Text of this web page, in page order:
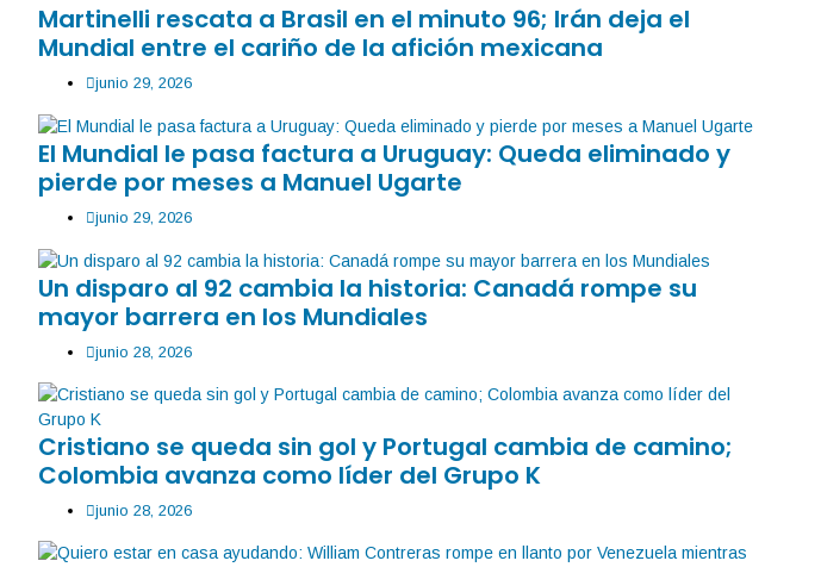
Martinelli rescata a Brasil en el minuto 96; Irán deja el
Mundial entre el cariño de la afición mexicana
junio 29, 2026
El Mundial le pasa factura a Uruguay: Queda eliminado y
pierde por meses a Manuel Ugarte
junio 29, 2026
Un disparo al 92 cambia la historia: Canadá rompe su
mayor barrera en los Mundiales
junio 28, 2026
Cristiano se queda sin gol y Portugal cambia de camino;
Colombia avanza como líder del Grupo K
junio 28, 2026